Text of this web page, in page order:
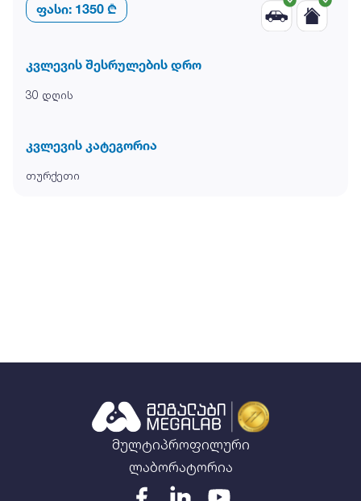
ფასი: 1350 ₾
კვლევის შესრულების დრო
30 დღის
კვლევის კატეგორია
თურქეთი
მულტიპროფილური
ლაბორატორია